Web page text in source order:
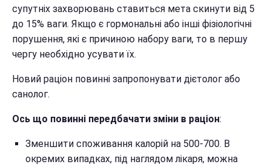
супутніх захворювань ставиться мета скинути від 5
до 15% ваги. Якщо є гормональні або інші фізіологічні
порушення, які є причиною набору ваги, то в першу
чергу необхідно усувати їх.
Новий раціон повинні запропонувати дієтолог або
санолог.
Ось що повинні передбачати зміни в раціон:
Зменшити споживання калорій на 500-700. В
окремих випадках, під наглядом лікаря, можна